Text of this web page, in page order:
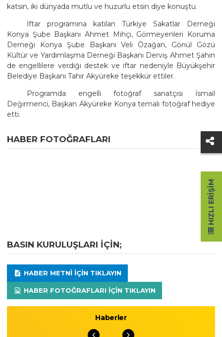
katsın, iki dünyada mutlu ve huzurlu etsin diye konuştu.
İftar programına katılan Türkiye Sakatlar Derneği
Konya Şube Başkanı Ahmet Mıhçı, Görmeyenleri Koruma
Derneği Konya Şube Başkanı Veli Özağan, Gönül Gözü
Kültür ve Yardımlaşma Derneği Başkanı Derviş Ahmet Şahin
de engellilere verdiği destek ve iftar nedeniyle Büyükşehir
Belediye Başkanı Tahir Akyüreke teşekkür ettiler.
Programda engelli fotoğraf sanatçısı İsmail
Değirmenci, Başkan Akyüreke Konya temalı fotoğraf hediye
etti.
HABER FOTOĞRAFLARI
BASIN KURULUŞLARI IÇIN;
HABER METNI IÇIN TIKLAYIN
HABER FOTOĞRAFLARI IÇIN TIKLAYIN
Haberler
HIZLI ERIŞIM